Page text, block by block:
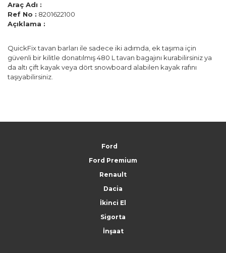
Araç Adı :
Ref No : 8201622100
Açıklama :
QuickFix tavan barları ile sadece iki adımda, ek taşıma için
güvenli bir kilitle donatılmış 480 L tavan bagajını kurabilirsiniz ya
da altı çift kayak veya dört snowboard alabilen kayak rafını
taşıyabilirsiniz.
Ford
Ford Premium
Renault
Dacia
İkinci El
Sigorta
İnşaat